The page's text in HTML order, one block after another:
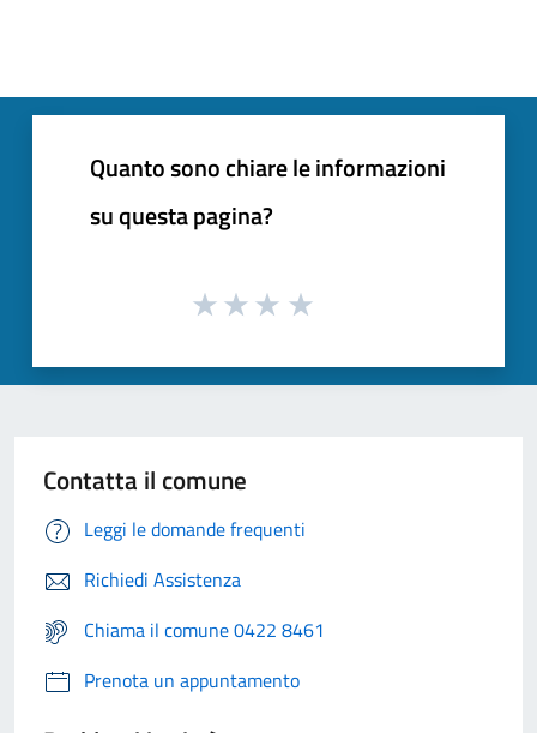
Quanto sono chiare le informazioni
su questa pagina?
Contatta il comune
Leggi le domande frequenti
Richiedi Assistenza
Chiama il comune 0422 8461
Prenota un appuntamento